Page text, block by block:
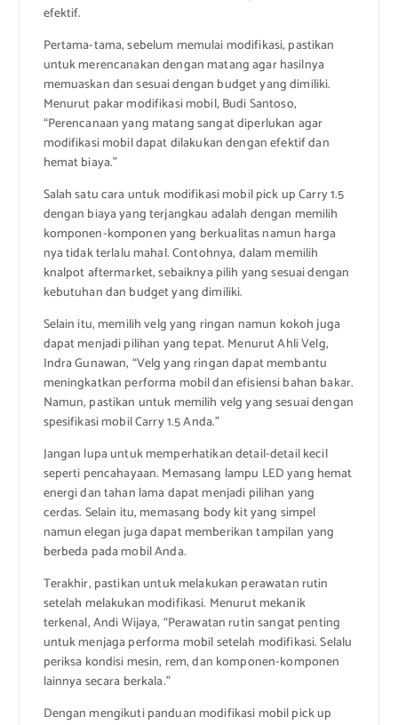
efektif.
Pertama-tama, sebelum memulai modifikasi, pastikan
untuk merencanakan dengan matang agar hasilnya
memuaskan dan sesuai dengan budget yang dimiliki.
Menurut pakar modifikasi mobil, Budi Santoso,
“Perencanaan yang matang sangat diperlukan agar
modifikasi mobil dapat dilakukan dengan efektif dan
hemat biaya.”
Salah satu cara untuk modifikasi mobil pick up Carry 1.5
dengan biaya yang terjangkau adalah dengan memilih
komponen-komponen yang berkualitas namun harga
nya tidak terlalu mahal. Contohnya, dalam memilih
knalpot aftermarket, sebaiknya pilih yang sesuai dengan
kebutuhan dan budget yang dimiliki.
Selain itu, memilih velg yang ringan namun kokoh juga
dapat menjadi pilihan yang tepat. Menurut Ahli Velg,
Indra Gunawan, “Velg yang ringan dapat membantu
meningkatkan performa mobil dan efisiensi bahan bakar.
Namun, pastikan untuk memilih velg yang sesuai dengan
spesifikasi mobil Carry 1.5 Anda.”
Jangan lupa untuk memperhatikan detail-detail kecil
seperti pencahayaan. Memasang lampu LED yang hemat
energi dan tahan lama dapat menjadi pilihan yang
cerdas. Selain itu, memasang body kit yang simpel
namun elegan juga dapat memberikan tampilan yang
berbeda pada mobil Anda.
Terakhir, pastikan untuk melakukan perawatan rutin
setelah melakukan modifikasi. Menurut mekanik
terkenal, Andi Wijaya, “Perawatan rutin sangat penting
untuk menjaga performa mobil setelah modifikasi. Selalu
periksa kondisi mesin, rem, dan komponen-komponen
lainnya secara berkala.”
Dengan mengikuti panduan modifikasi mobil pick up